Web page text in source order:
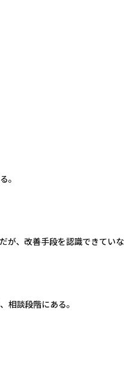
。
が、改善手段を認識できてい
相談段階にある。